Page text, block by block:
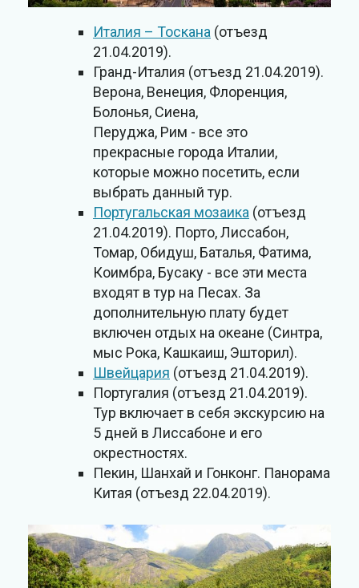
Италия – Тоскана (отъезд
21.04.2019).
Гранд-Италия (отъезд 21.04.2019).
Верона, Венеция, Флоренция,
Болонья, Сиена,
Перуджа, Рим - все это
прекрасные города Италии,
которые можно посетить, если
выбрать данный тур.
Португальская мозаика (отъезд
21.04.2019). Порто, Лиссабон,
Томар, Обидуш, Баталья, Фатимa,
Коимбра, Бусаку - все эти места
входят в тур на Песах. За
дополнительную плату будет
включен отдых на океане (Синтра,
мыс Рока, Кашкаиш, Эшторил).
Швейцария (отъезд 21.04.2019).
Португалия (отъезд 21.04.2019).
Тур включает в себя экскурсию на
5 дней в Лиссабоне и его
окрестностях.
Пекин, Шанхай и Гонконг. Панорама
Китая (отъезд 22.04.2019).